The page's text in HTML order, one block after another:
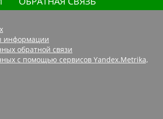
информации
обратной связи
с помощью сервисов Yandex.Metrika,